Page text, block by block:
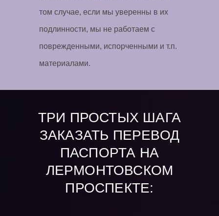
том случае, если мы уверенны в их
подлинности, мы не работаем с
поврежденными, испорченными и т.п.
материалами.
ТРИ ПРОСТЫХ ШАГА
ЗАКАЗАТЬ ПЕРЕВОД
ПАСПОРТА НА
ЛЕРМОНТОВСКОМ
ПРОСПЕКТЕ: